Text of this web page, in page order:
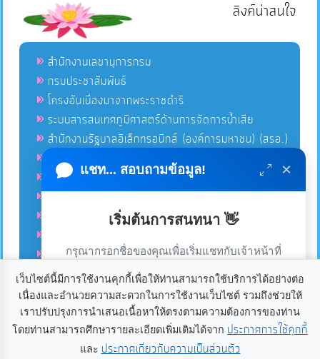
แชท... สอบถามข้อมูล! ×
เริ่มต้นการสนทนา 👋
กรุณากรอกชื่อของคุณเพื่อเริ่มแชทกับเจ้าหน้าที่
เริ่มแชท
เว็บไซต์นี้มีการใช้งานคุกกี้เพื่อให้ท่านสามารถใช้บริการได้อย่างต่อ
เนื่องและอำนวยความสะดวกในการใช้งานเว็บไซต์ รวมถึงช่วยให้
เราปรับปรุงการนำเสนอเนื้อหาให้ตรงตามความต้องการของท่าน
โดยท่านสามารถศึกษารายละเอียดเพิ่มเติมได้จาก ประกาศการใช้คุกกี้
และ ประกาศเกี่ยวกับความเป็นส่วนตัว
ลิงค์น่าสนใจ
สำนักงานเลขานุการกรม
กรมประชาสัมพันธ์
โครงอันเนื่องมาจากพระราชดำริ
ระบบสารสนเทศภูมิศาสตร์ด้านการจัดการน้ำเสีย
สำนักงานรัฐบาลอิเล็กทรอนิกส์ (องค์การมหาชน) (สรอ.)
โครงการอนุรักษ์พันธุกรรมพืชอันเนื่องมาจากพระราชดำริ
คลังข่าวมหาไทย
คู่มือตาม พ.ร.บ.อำนวยความสดวกฯ
ฐานข้อมูลหน่วยงานภาครัฐ (INFO)
ศูนย์อำนวยการบริหารจังหวัดชายแดนภาคใต้ ศอ.บต.
ลิขสิทธิ์ © 2020-2021 องค์การบริหารส่วนตำบลแก้ง ขอสงวนไว้
ซึ่งสิทธิทั้งหมดบนเว็บไซต์นี้. องค์การบริหารส่วนตำบลแก้ง
อำเภอเดชอุดม จังหวัดอุบลราชธานี 34160. โทร 045-234021
เราใช้คุกกี้เพื่อเพิ่มประสบการณ์และความพึงพอใจในการใช้
งานเว็บไซต์ หากคุณกด “ยอมรับ” หรือใช้งานเว็บไซต์ของเรา
ต่อ ถือว่าคุณยินยอมให้มีการใช้งานคุกกี้อ่านเพิ่มเติม